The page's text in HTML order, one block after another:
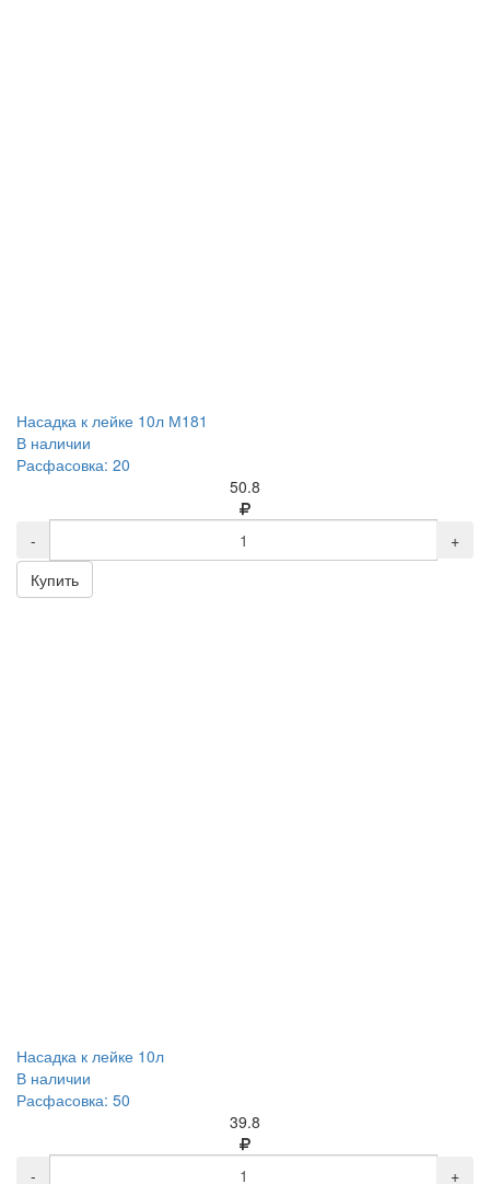
Насадка к лейке 10л М181
В наличии
Расфасовка: 20
50.8
-
+
Купить
Насадка к лейке 10л
В наличии
Расфасовка: 50
39.8
- +